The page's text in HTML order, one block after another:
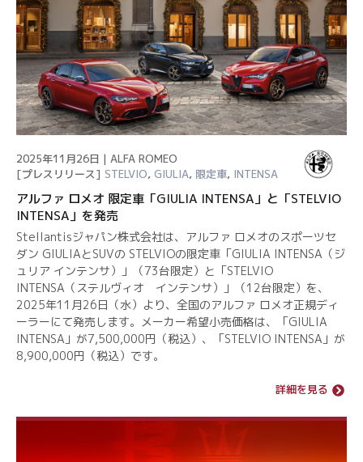
2025年11月26日 | ALFA ROMEO
[プレスリリース] STELVIO, GIULIA, 限定車, INTENSA
アルファ ロメオ 限定車「GIULIA INTENSA」と「STELVIO
INTENSA」を発売
Stellantisジャパン株式会社は、アルファ ロメオのスポーツセ
ダン GIULIAとSUVの STELVIOの限定車「GIULIA INTENSA（ジ
ュリア インテンサ）」（73台限定）と「STELVIO
INTENSA（ステルヴィオ インテンサ）」（12台限定）を、
2025年11月26日（水）より、全国のアルファ ロメオ正規ディ
ーラーにて発売します。メーカー希望小売価格は、「GIULIA
INTENSA」が7,500,000円（税込）、「STELVIO INTENSA」が
8,900,000円（税込）です。
詳細を見る